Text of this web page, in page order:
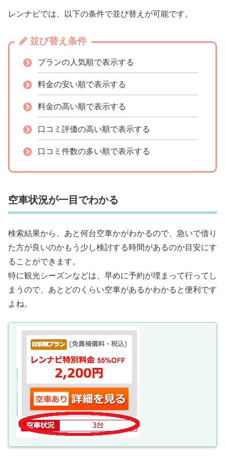
レンナビでは、以下の条件で並び替えが可能です。
並び替え条件
プランの人気順で表示する
料金の安い順で表示する
料金の高い順で表示する
口コミ評価の高い順で表示する
口コミ件数の多い順で表示する
空車状況が一目でわかる
検索結果から、あと何台空車かがわかるので、急いで借り
た方が良いのかもう少し検討する時間があるのか目安にす
ることができます。
特に観光シーズンなどは、早めに予約が埋まって行ってし
まうので、あとどのくらい空車があるかわかると便利です
よね。